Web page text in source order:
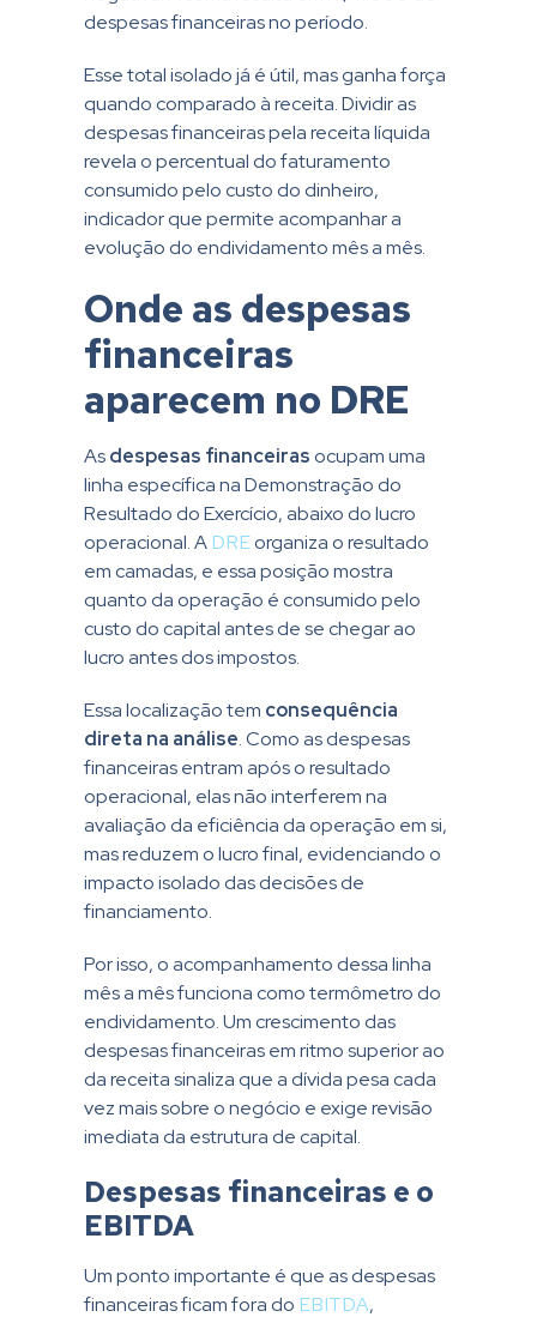
despesas financeiras no período.
Esse total isolado já é útil, mas ganha força
quando comparado à receita. Dividir as
despesas financeiras pela receita líquida
revela o percentual do faturamento
consumido pelo custo do dinheiro,
indicador que permite acompanhar a
evolução do endividamento mês a mês.
Onde as despesas
financeiras
aparecem no DRE
Asdespesas financeiras ocupam uma
linha específica na Demonstração do
Resultado do Exercício, abaixo do lucro
operacional. A DREorganiza o resultado
em camadas, e essa posição mostra
quanto da operação é consumido pelo
custo do capital antes de se chegar ao
lucro antes dos impostos.
Essa localização tem consequência
direta na análise. Como as despesas
financeiras entram após o resultado
operacional, elas não interferem na
avaliação da eficiência da operação em si,
mas reduzem o lucro final, evidenciando o
impacto isolado das decisões de
financiamento.
Por isso, o acompanhamento dessa linha
mês a mês funciona como termômetro do
endividamento. Um crescimento das
despesas financeiras em ritmo superior ao
da receita sinaliza que a dívida pesa cada
vez mais sobre o negócio e exige revisão
imediata da estrutura de capital.
Despesas financeiras e o
EBITDA
Um ponto importante é que as despesas
financeiras ficam fora do EBITDA,